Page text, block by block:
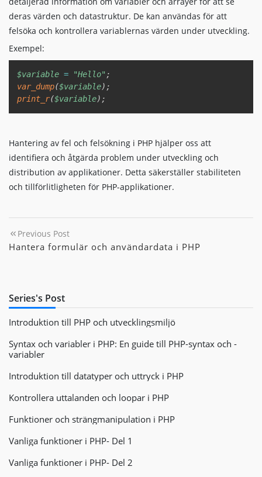
deras värden och datastruktur. De kan användas för att
felsöka och kontrollera variablernas värden under utveckling.
Exempel:
$variable = "Hello" ;
var_dump($variable) ;
print_r($variable) ;
Hantering av fel och felsökning i PHP hjälper oss att
identifiera och åtgärda problem under utveckling och
distribution av applikationer. Detta säkerställer stabiliteten
och tillförlitligheten för PHP-applikationer.
Previous Post
Hantera formulär och användardata i PHP
Series's Post
Introduktion till PHP och utvecklingsmiljö
Syntax och variabler i PHP: En guide till PHP-syntax och -
variabler
Introduktion till datatyper och uttryck i PHP
Kontrollera uttalanden och loopar i PHP
Funktioner och strängmanipulation i PHP
Vanliga funktioner i PHP- Del 1
Vanliga funktioner i PHP- Del 2